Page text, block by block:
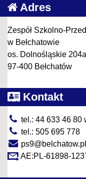
Adres
Zespół Szkolno-
w Bełchatowie
os. Dolnośląskie 204a
97-400 Bełchatów
Kontakt
tel.: 44 633 46 80
tel.: 505 695 778
ps9@belchatow.pl
AE:PL-61898-